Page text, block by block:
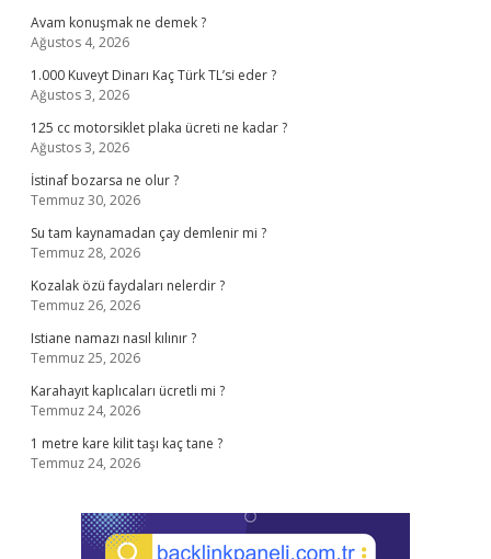
Avam konuşmak ne demek ?
Ağustos 4, 2026
1.000 Kuveyt Dinarı Kaç Türk TL’si eder ?
Ağustos 3, 2026
125 cc motorsiklet plaka ücreti ne kadar ?
Ağustos 3, 2026
İstinaf bozarsa ne olur ?
Temmuz 30, 2026
Su tam kaynamadan çay demlenir mi ?
Temmuz 28, 2026
Kozalak özü faydaları nelerdir ?
Temmuz 26, 2026
Istiane namazı nasıl kılınır ?
Temmuz 25, 2026
Karahayıt kaplıcaları ücretli mi ?
Temmuz 24, 2026
1 metre kare kilit taşı kaç tane ?
Temmuz 24, 2026